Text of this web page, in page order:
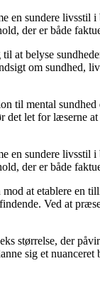
en sundere
der er både
at belyse
om sundhed,
til mental
det let for læserne
en sundere
der er både
at etablere en
Ved at
størrelse, der
sig et nuanceret